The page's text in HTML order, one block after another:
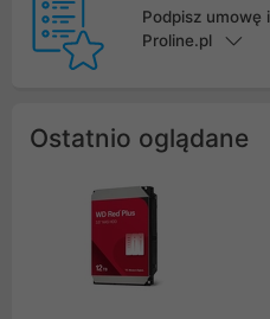
Podpisz umowę
Proline.pl
Ostatnio oglądane